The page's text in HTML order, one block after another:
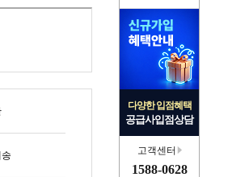
다양한 입점혜택
공급사입점상담
고객센터
1588-0628